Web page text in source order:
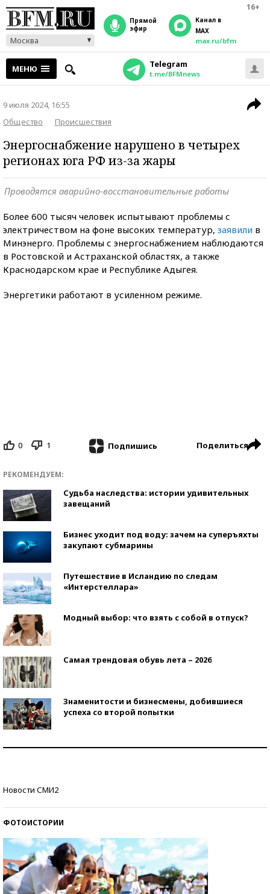
16+
Москва
прямой
эфир
Канал в
MAX
max.ru/bfm
МЕНЮ Telegram
t.me/BFMnews
9 июля 2024, 16:55
Общество
Происшествия
Энергоснабжение нарушено в четырех
регионах юга РФ из-за жары
Проводятся аварийно-восстановительные работы
Более 600 тысяч человек испытывают проблемы с
электричеством на фоне высоких температур, заявили в
Минэнерго. Проблемы с энергоснабжением наблюдаются
в Ростовской и Астраханской областях, а также
Краснодарском крае и Республике Адыгея.
Энергетики работают в усиленном режиме.
0 1 Подпишись Поделиться
РЕКОМЕНДУЕМ:
Судьба наследства: истории удивительных
завещаний
Бизнес уходит под воду: зачем на суперъяхты
закупают субмарины
Путешествие в Исландию по следам
«Интерстеллара»
Модный выбор: что взять с собой в отпуск?
Самая трендовая обувь лета – 2026
Знаменитости и бизнесмены, добившиеся
успеха со второй попытки
Новости СМИ2
ФОТОИСТОРИИ